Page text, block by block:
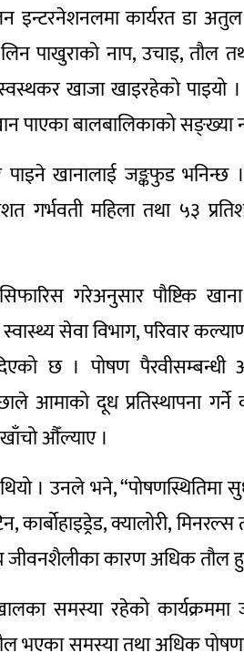
कार्यरत डा अतुल
पाखुराको नाप, उचाइ, तौल
खाजा खाइरहेको पाइयो
खान पाएका बालबालिकाको
पाइने खानालाई जङ्कफुड
गर्भवती महिला तथा ५३
गरेअनुसार पौष्टिक
सेवा विभाग, परिवार
छ । पोषण पैरवीसम्बन्धी
आमाको दूध प्रतिस्थापना गर्ने
खाँचो औँल्याए ।
। उनले भने,
कार्बाेहाइड्रेड, क्यालोरी,
जीवनशैलीका कारण अधिक तौल
समस्या रहेको कार्यक्रममा
भएका समस्या तथा अधिक